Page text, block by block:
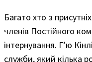
Багато хто з
членів Постійного
інтернування. Г’ю
служби, який кілька